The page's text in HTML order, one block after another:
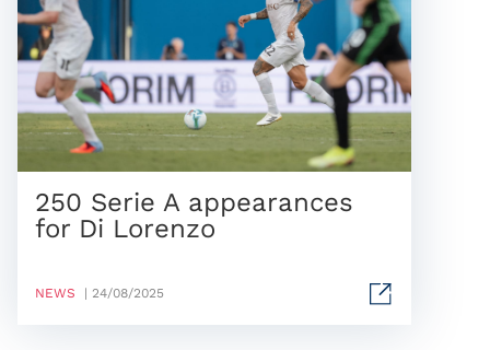
250 Serie A appearances
for Di Lorenzo
NEWS | 24/08/2025